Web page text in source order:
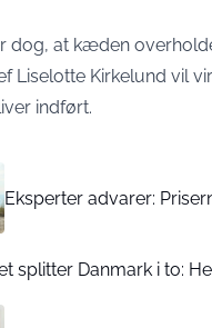
dog, at kæden
Liselotte Kirkelund vil
indført.
Eksperter advarer:
splitter Danmark i to: